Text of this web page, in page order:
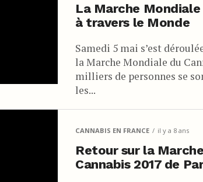
La Marche Mondiale
à travers le Monde
Samedi 5 mai s’est
la Marche Mondiale du
milliers de personnes se
les...
CANNABIS EN FRANCE il y a 8 ans
Retour sur la
Cannabis 2017 de